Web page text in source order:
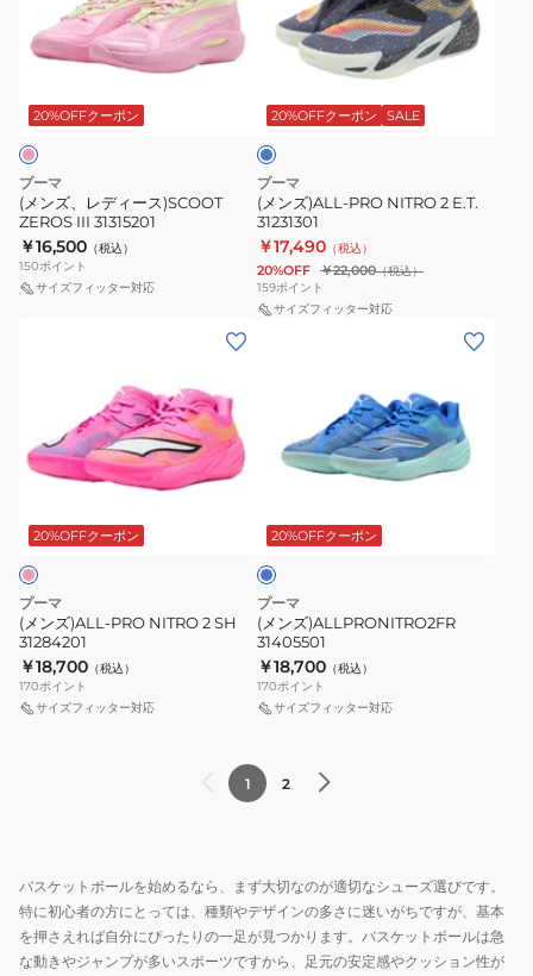
ィ
ス)SCOOT
ZEROS
III
31315201
20%OFFクーポン
プーマ
(メンズ、レディース)SCOOT
ZEROS III 31315201
￥16,500 （税込）
150ポイント
サイズフィッター対応
NITRO
31231301
20%OFFクーポン SALE
ブ
ー
プーマ
(メンズ)ALL-PRO NITRO 2 E.T.
31231301
￥17,490 （税込）
20%OFF ￥22,000（税込）
159ポイント
サイズフィッター対応
NITRO
31284201
20%OFFクーポン
プーマ
(メンズ)ALL-PRO NITRO 2 SH
31284201
￥18,700 （税込）
170ポイント
サイズフィッター対応
ズ)ALLPRONITRO2FR
20%OFFクーポン
ブ
ー
プーマ
(メンズ)ALLPRONITRO2FR
31405501
￥18,700 （税込）
170ポイント
サイズフィッター対応
1 2
バスケットボールを始めるなら、まず大切なのが適切なシューズ選びです。
特に初心者の方にとっては、種類やデザインの多さに迷いがちですが、基本
を押さえれば自分にぴったりの一足が見つかります。バスケットボールは急
な動きやジャンプが多いスポーツですから、足元の安定感やクッション性が